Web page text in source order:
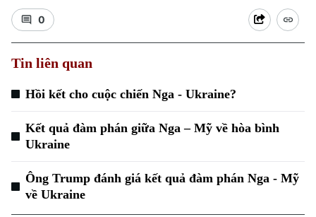
0
Tin liên quan
Hồi kết cho cuộc chiến Nga - Ukraine?
Kết quả đàm phán giữa Nga – Mỹ về hòa bình
Ukraine
Ông Trump đánh giá kết quả đàm phán Nga - Mỹ
về Ukraine